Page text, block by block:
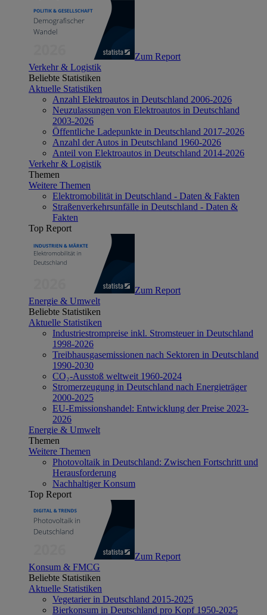
Zum Report
Verkehr & Logistik
Beliebte Statistiken
Aktuelle Statistiken
Anzahl Elektroautos in Deutschland 2006-2026
Neuzulassungen von Elektroautos in Deutschland
2003-2026
Öffentliche Ladepunkte in Deutschland 2017-2026
Anzahl der Autos in Deutschland 1960-2026
Anteil von Elektroautos in Deutschland 2014-2026
Verkehr & Logistik
Themen
Weitere Themen
Elektromobilität in Deutschland - Daten & Fakten
Straßenverkehrsunfälle in Deutschland - Daten &
Fakten
Top Report
Zum Report
Energie & Umwelt
Beliebte Statistiken
Aktuelle Statistiken
Industriestrompreise inkl. Stromsteuer in Deutschland
1998-2026
Treibhausgasemissionen nach Sektoren in Deutschland
1990-2030
CO₂-Ausstoß weltweit 1960-2024
Stromerzeugung in Deutschland nach Energieträger
2000-2025
EU-Emissionshandel: Entwicklung der Preise 2023-
2026
Energie & Umwelt
Themen
Weitere Themen
Photovoltaik in Deutschland: Zwischen Fortschritt und
Herausforderung
Nachhaltiger Konsum
Top Report
Zum Report
Konsum & FMCG
Beliebte Statistiken
Aktuelle Statistiken
Vegetarier in Deutschland 2015-2025
Bierkonsum in Deutschland pro Kopf 1950-2025